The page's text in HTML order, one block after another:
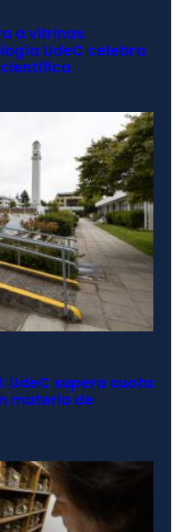
a vitrinas
UdeC celebra
UdeC supera cuota
materia de